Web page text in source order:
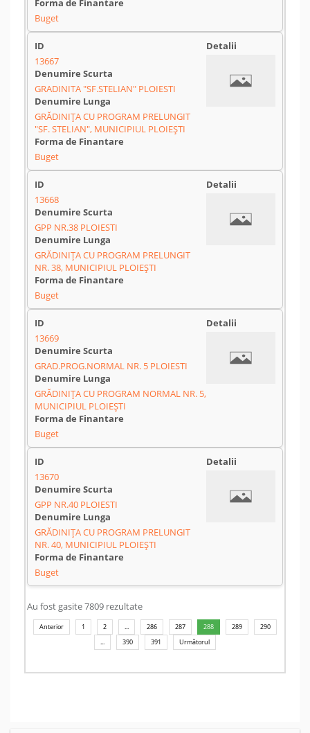
Buget
13667
GRADINITA "SF.STELIAN" PLOIESTI
GRĂDINIȚA CU PROGRAM PRELUNGIT
"SF. STELIAN", MUNICIPIUL PLOIEȘTI
Buget
13668
GPP NR.38 PLOIESTI
GRĂDINIȚA CU PROGRAM PRELUNGIT
NR. 38, MUNICIPIUL PLOIEȘTI
Buget
13669
GRAD.PROG.NORMAL NR. 5 PLOIESTI
GRĂDINIȚA CU PROGRAM NORMAL NR. 5,
MUNICIPIUL PLOIEȘTI
Buget
13670
GPP NR.40 PLOIESTI
GRĂDINIȚA CU PROGRAM PRELUNGIT
NR. 40, MUNICIPIUL PLOIEȘTI
Buget
Au fost gasite 7809 rezultate
Anterior 1 2 ... 286 287 288 289
290
...
390 391 Următorul